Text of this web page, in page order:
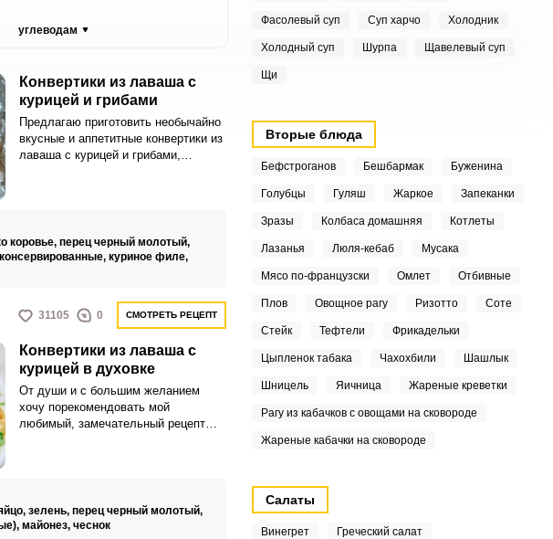
углеводам
Конвертики из лаваша с
курицей и грибами
Предлагаю приготовить необычайно
вкусные и аппетитные конвертики из
лаваша с курицей и грибами,
вкусовым сочетанием, и придутся по
вкусу абсолютно всем.
коровье, перец черный молотый,
куриное филе,
31105 0 СМОТРЕТЬ РЕЦЕПТ
Конвертики из лаваша с
курицей в духовке
От души и с большим желанием
хочу порекомендовать мой
любимый, замечательный рецепт
быстрых и аппетитных перекусов.
зелень, перец черный молотый,
майонез, чеснок
Фасолевый суп Суп харчо Холодник
Холодный суп Шурпа Щавелевый суп
Щи
Вторые блюда
Бефстроганов Бешбармак Буженина
Голубцы Гуляш Жаркое Запеканки
Зразы Колбаса домашняя Котлеты
Лазанья Люля-кебаб Мусака
Мясо по-французски Омлет Отбивные
Плов Овощное рагу Ризотто Соте
Стейк Тефтели Фрикадельки
Цыпленок табака Чахохбили Шашлык
Шницель Яичница Жареные креветки
Рагу из кабачков с овощами на сковороде
Жареные кабачки на сковороде
Салаты
Винегрет Греческий салат